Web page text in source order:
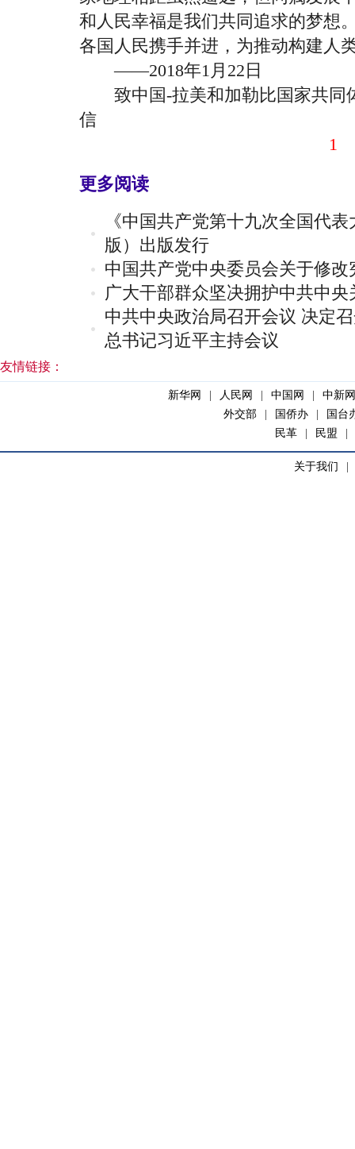
和人民幸福是我们共同追求的梦想
各国人民携手并进，为推动构建人
——2018年1月22日
致中国-拉美和加勒比国家共同
信
1
更多阅读
《中国共产党第十九次全国代
版）出版发行
中国共产党中央委员会关于修
广大干部群众坚决拥护中共中
中共中央政治局召开会议 决定
总书记习近平主持会议
友情链接：
新华网 人民网 中国网
中新网
外交部
国侨办
国台
民革
民盟
关于我们